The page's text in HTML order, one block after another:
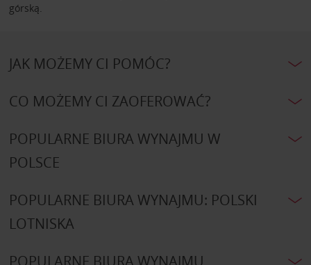
górską.
JAK MOŻEMY CI POMÓC?
CO MOŻEMY CI ZAOFEROWAĆ?
POPULARNE BIURA WYNAJMU W
POLSCE
POPULARNE BIURA WYNAJMU: POLSKI
LOTNISKA
POPULARNE BIURA WYNAJMU